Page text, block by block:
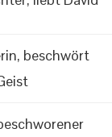
beschwört